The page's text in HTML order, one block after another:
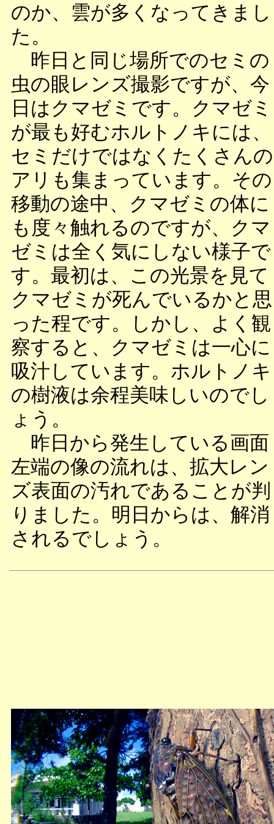
のか、雲が多くなってきまし
た。
昨日と同じ場所でのセミの
虫の眼レンズ撮影ですが、今
日はクマゼミです。クマゼミ
が最も好むホルトノキには、
セミだけではなくたくさんの
アリも集まっています。その
移動の途中、クマゼミの体に
も度々触れるのですが、クマ
ゼミは全く気にしない様子で
す。最初は、この光景を見て
クマゼミが死んでいるかと思
った程です。しかし、よく観
察すると、クマゼミは一心に
吸汁しています。ホルトノキ
の樹液は余程美味しいのでし
ょう。
昨日から発生している画面
左端の像の流れは、拡大レン
ズ表面の汚れであることが判
りました。明日からは、解消
されるでしょう。